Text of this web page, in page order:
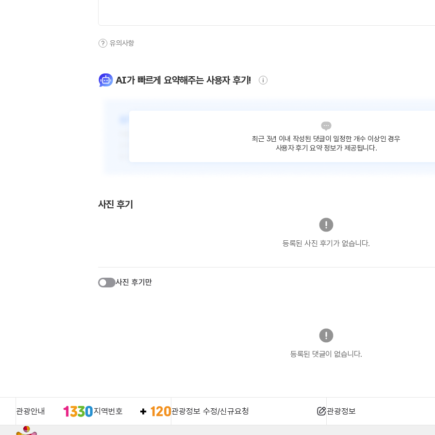
유의사항
AI가 빠르게 요약해주는 사용자 후기!
최근 3년 이내 작성된 댓글이 일정한 개수 이상인 경우
사용자 후기 요약 정보가 제공됩니다.
사진 후기
등록된 사진 후기가 없습니다.
사진 후기만
등록된 댓글이 없습니다.
관광안내 지역번호 관광정보 수정/신규요청 관광정보